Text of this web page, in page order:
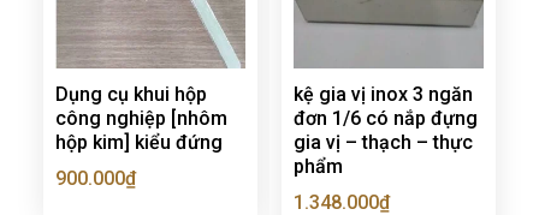
Dụng cụ khui hộp
công nghiệp [nhôm
hộp kim] kiểu đứng
900.000₫
kệ gia vị inox 3 ngăn
đơn 1/6 có nắp đựng
gia vị – thạch – thực
phẩm
1.348.000₫